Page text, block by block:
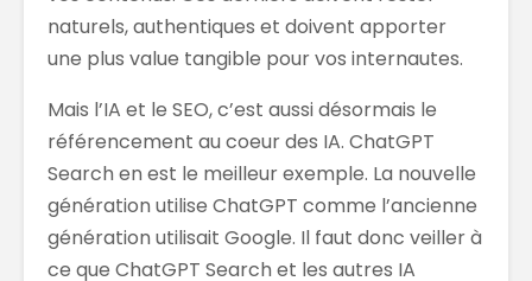
naturels, authentiques et doivent apporter
une plus value tangible pour vos internautes.
Mais l’IA et le SEO, c’est aussi désormais le
référencement au coeur des IA. ChatGPT
Search en est le meilleur exemple. La nouvelle
génération utilise ChatGPT comme l’ancienne
génération utilisait Google. Il faut donc veiller à
ce que ChatGPT Search et les autres IA